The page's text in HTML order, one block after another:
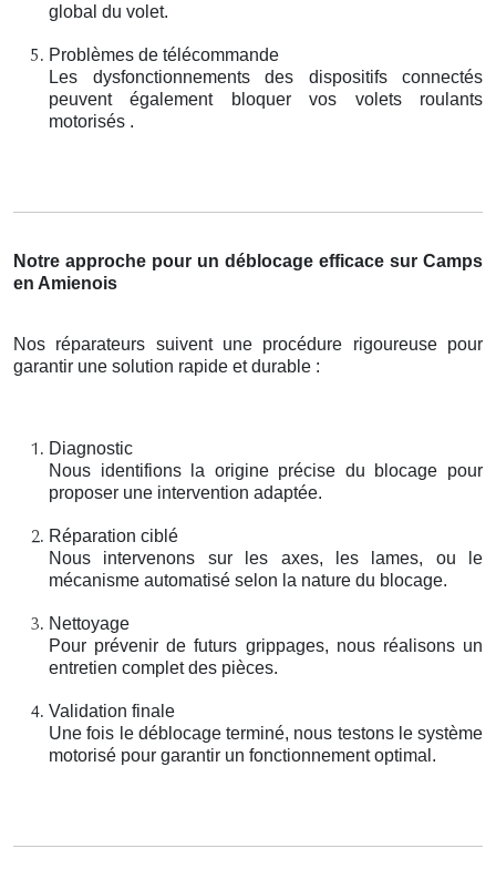
global du volet.
Problèmes de télécommande
Les dysfonctionnements des dispositifs connectés
peuvent également bloquer vos volets roulants
motorisés .
Notre approche pour un déblocage efficace sur Camps
en Amienois
Nos réparateurs suivent une procédure rigoureuse pour
garantir une solution rapide et durable :
Diagnostic
Nous identifions la origine précise du blocage pour
proposer une intervention adaptée.
Réparation ciblé
Nous intervenons sur les axes, les lames, ou le
mécanisme automatisé selon la nature du blocage.
Nettoyage
Pour prévenir de futurs grippages, nous réalisons un
entretien complet des pièces.
Validation finale
Une fois le déblocage terminé, nous testons le système
motorisé pour garantir un fonctionnement optimal.